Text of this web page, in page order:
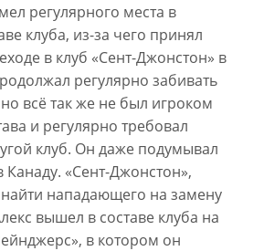
регулярного места в
клуба, из-за чего принял
в клуб «Сент-Джонстон» в
регулярно забивать
всё так же не был игроком
и регулярно требовал
клуб. Он даже подумывал
«Сент-Джонстон»,
нападающего на замену
вышел в составе клуба на
в котором он